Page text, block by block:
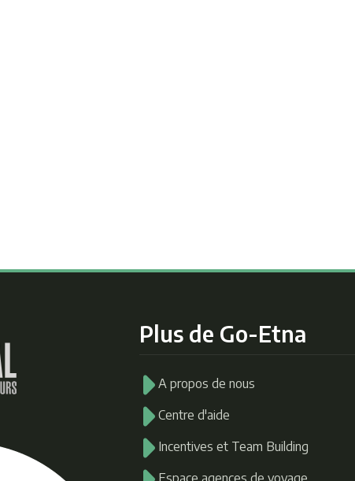
Plus de Go-Etna
A propos de nous
Centre d'aide
Incentives et Team Building